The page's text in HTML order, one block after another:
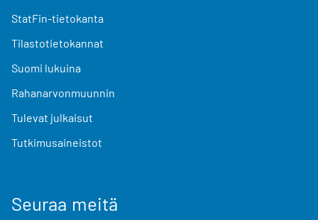
StatFin-tietokanta
Tilastotietokannat
Suomi lukuina
Rahanarvonmuunnin
Tulevat julkaisut
Tutkimusaineistot
Seuraa meitä